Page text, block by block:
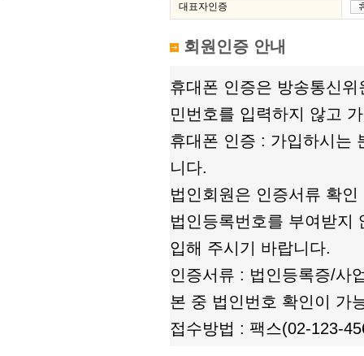
대표자인증
회원인증 안내
휴대폰 인증은 방송통신
민번호를 입력하지 않고
휴대폰 인증 : 가입하시는
니다.
법인회원은 인증서류 확
법인등록번호를 부여받지
입해 주시기 바랍니다.
인증서류 : 법인등록증/사
본 중 법인번호 확인이 가
접수방법 : 팩스(02-123-